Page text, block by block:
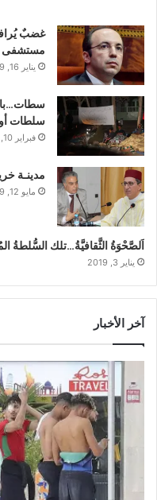
غضبٌ
مستشفى
يناير 16, 2019
سلطات
فبراير 10, 2019
مدينـة
مايو 12, 2019
اَلصَّحْوَةُ الثَّقافيَّةُ…تلك السُّلطةُ
يناير 3, 2019
آخر الأخبار